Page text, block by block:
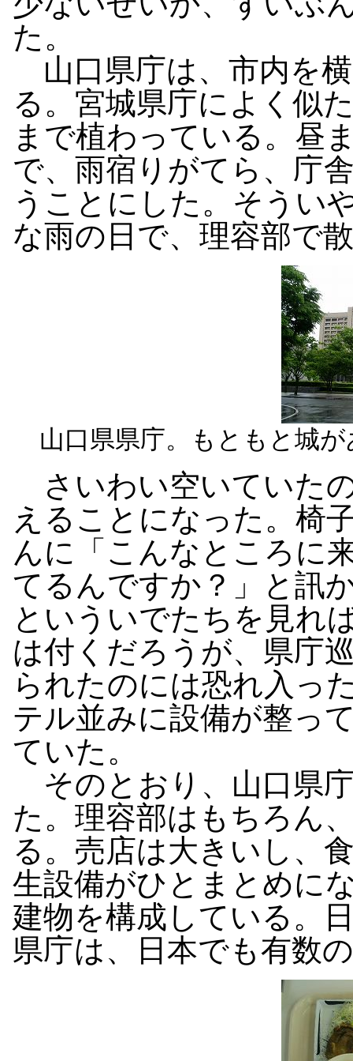
た。
山口県庁は、市内を
る。宮城県庁によく似
まで植わっている。昼
で、雨宿りがてら、庁
うことにした。そうい
な雨の日で、理容部で
山口県県庁。もともと城
さいわい空いていた
えることになった。椅
んに「こんなところに
てるんですか？」と訊
といういでたちを見れ
は付くだろうが、県庁
られたのには恐れ入っ
テル並みに設備が整っ
ていた。
そのとおり、山口県
た。理容部はもちろん
る。売店は大きいし、
生設備がひとまとめに
建物を構成している。
県庁は、日本でも有数